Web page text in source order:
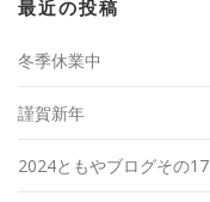
最近の投稿
冬季休業中
謹賀新年
2024ともやブログその17